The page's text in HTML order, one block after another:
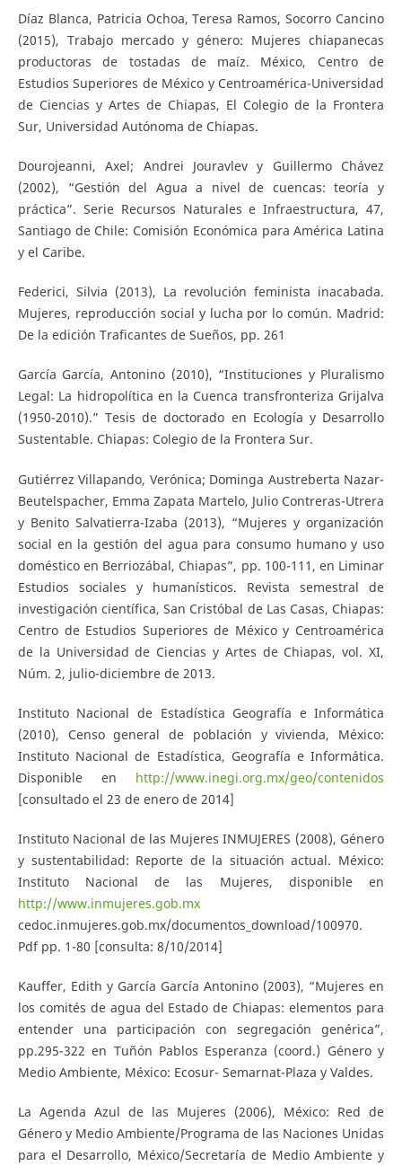
Díaz Blanca, Patricia Ochoa, Teresa Ramos, Socorro Cancino
(2015), Trabajo mercado y género: Mujeres chiapanecas
productoras de tostadas de maíz. México, Centro de
Estudios Superiores de México y Centroamérica-Universidad
de Ciencias y Artes de Chiapas, El Colegio de la Frontera
Sur, Universidad Autónoma de Chiapas.
Dourojeanni, Axel; Andrei Jouravlev y Guillermo Chávez
(2002), “Gestión del Agua a nivel de cuencas: teoría y
práctica”. Serie Recursos Naturales e Infraestructura, 47,
Santiago de Chile: Comisión Económica para América Latina
y el Caribe.
Federici, Silvia (2013), La revolución feminista inacabada.
Mujeres, reproducción social y lucha por lo común. Madrid:
De la edición Traficantes de Sueños, pp. 261
García García, Antonino (2010), “Instituciones y Pluralismo
Legal: La hidropolítica en la Cuenca transfronteriza Grijalva
(1950-2010).” Tesis de doctorado en Ecología y Desarrollo
Sustentable. Chiapas: Colegio de la Frontera Sur.
Gutiérrez Villapando, Verónica; Dominga Austreberta Nazar-
Beutelspacher, Emma Zapata Martelo, Julio Contreras-Utrera
y Benito Salvatierra-Izaba (2013), “Mujeres y organización
social en la gestión del agua para consumo humano y uso
doméstico en Berriozábal, Chiapas”, pp. 100-111, en Liminar
Estudios sociales y humanísticos. Revista semestral de
investigación científica, San Cristóbal de Las Casas, Chiapas:
Centro de Estudios Superiores de México y Centroamérica
de la Universidad de Ciencias y Artes de Chiapas, vol. XI,
Núm. 2, julio-diciembre de 2013.
Instituto Nacional de Estadística Geografía e Informática
(2010), Censo general de población y vivienda, México:
Instituto Nacional de Estadística, Geografía e Informática.
Disponible en http://www.inegi.org.mx/geo/contenidos
[consultado el 23 de enero de 2014]
Instituto Nacional de las Mujeres INMUJERES (2008), Género
y sustentabilidad: Reporte de la situación actual. México:
Instituto Nacional de las Mujeres, disponible en
http://www.inmujeres.gob.mx
cedoc.inmujeres.gob.mx/documentos_download/100970.
Pdf pp. 1-80 [consulta: 8/10/2014]
Kauffer, Edith y García García Antonino (2003), “Mujeres en
los comités de agua del Estado de Chiapas: elementos para
entender una participación con segregación genérica”,
pp.295-322 en Tuñón Pablos Esperanza (coord.) Género y
Medio Ambiente, México: Ecosur- Semarnat-Plaza y Valdes.
La Agenda Azul de las Mujeres (2006), México: Red de
Género y Medio Ambiente/Programa de las Naciones Unidas
para el Desarrollo, México/Secretaría de Medio Ambiente y